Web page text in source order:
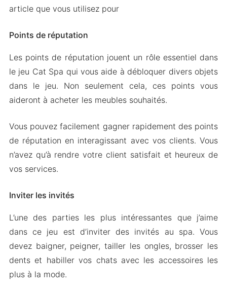
article que vous utilisez pour
Points de réputation
Les points de réputation jouent un rôle essentiel dans
le jeu Cat Spa qui vous aide à débloquer divers objets
dans le jeu. Non seulement cela, ces points vous
aideront à acheter les meubles souhaités.
Vous pouvez facilement gagner rapidement des points
de réputation en interagissant avec vos clients. Vous
n’avez qu’à rendre votre client satisfait et heureux de
vos services.
Inviter les invités
L’une des parties les plus intéressantes que j’aime
dans ce jeu est d’inviter des invités au spa. Vous
devez baigner, peigner, tailler les ongles, brosser les
dents et habiller vos chats avec les accessoires les
plus à la mode.